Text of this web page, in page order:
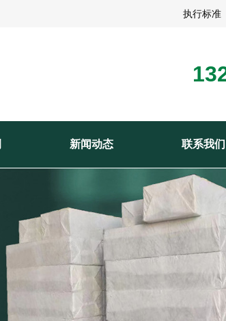
执行标准
新闻动态 联系我们